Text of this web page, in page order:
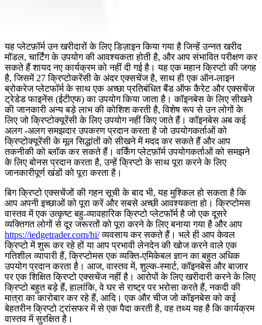
यह प्लेटफ़ॉर्म उन खरीदारों के लिए डिज़ाइन किया गया है जिन्हें उन्नत खरीद
मॉडल, चार्टिंग के उपयोग की आवश्यकता होती है, और आप संभावित परीक्षण कर
सकते हैं शायद नए कार्यक्रम को नहीं दी गई है। यह एक महान क्रिप्टो की जगह
है, जिसमें 27 क्रिप्टोकरेंसी के अंदर एक्सचेंज है, साथ ही एक ऑन-लाइन
ब्रोकरेज प्लेटफॉर्म के साथ एक अच्छा प्रतिबंधित बैंड ऑफ कैरेट और एक्सचेंज
ट्रेडेड फाइनेंस (ईटीएफ) का उपयोग किया जाता है। कॉइनबेस के लिए सीखने
की जानकारी अन्य बड़े लाभ की कोशिश करती है, विशेष रूप से उन लोगों के
लिए जो क्रिप्टोक्यूरेंसी के लिए उपयोग नहीं किए जाते हैं। कॉइनबेस अब कई
अलग -अलग समझदार उपकरण प्रदान करता है जो उपयोगकर्ताओं को
क्रिप्टोक्यूरेंसी के मूल सिद्धांतों को सीखने में मदद कर सकते हैं और आप
तकनीकी को ब्लॉक कर सकते हैं। वर्किंग प्लेटफ़ॉर्म उपयोगकर्ताओं को समझने
के लिए बोनस प्रदान करता है, उन्हें क्रिप्टो के साथ पूरा करने के लिए
जानकारीपूर्ण खंडों को पूरा करता है।
बिग क्रिप्टो एक्सचेंजों की गहन सूची के बाद भी, यह मुश्किल हो सकता है कि
आप अपनी इच्छाओं को पूरा करें और सबसे अच्छी आवश्यकता हो। क्रिप्टोमस
वास्तव में एक उत्कृष्ट बहु-व्यावहारिक क्रिप्टो प्लेटफॉर्म है जो एक दूसरे
व्यक्तिगत लोगों से दूर जरूरतों को पूरा करने के लिए बनाया गया है और आप
https://iedgetrader.com/hi/व्यवसाय कर सकते हैं। भले ही आप केवल
क्रिप्टो में शुरू कर रहे हों या आप प्रभावी लेनदेन की खोज करने वाले एक
गतिशील व्यापारी हैं, क्रिप्टोमस एक व्यक्ति-एमिकेबल ज्ञान का बहुत अधिक
उपयोग प्रदान करता है। आज, वास्तव में, शुल्क-स्मार्ट, कॉइनबेस और बाजार
पर एक शिक्षित क्रिप्टो एक्सचेंज नहीं है। आरोपों के लिए खरीदारी करने के लिए
क्रिप्टो बहुत बड़े हैं, हालांकि, वे घर से राष्ट्र पर भरोसा करते हैं, नकदी की
मात्रा का कारोबार कर रहे हैं, आदि। एक और चीज जो कॉइनबेस को कई
बेहतरीन क्रिप्टो ट्रांसफर में से एक पैदा करती है, वह तथ्य यह है कि कार्यक्रम
वास्तव में सुरक्षित है।